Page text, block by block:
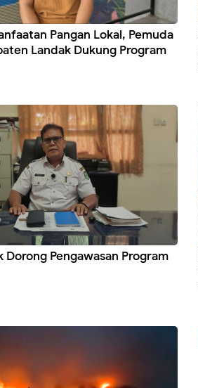
Pangan Lokal, Pemuda
Landak Dukung Program
Dorong Pengawasan Program